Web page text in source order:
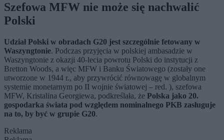
Szefowa MFW nie może się nachwalić
Polski
Udział Polski w obradach G20 jest szczególnie fetowany w
Waszyngtonie. Podczas przyjęcia w polskiej ambasadzie w
Waszyngtonie z okazji 40-lecia powrotu Polski do instytucji z
Bretton Woods, a więc MFW i Banku Światowego (zostały one
utworzone w 1944 r., aby przywrócić równowagę w globalnym
systemie monetarnym po II wojnie światowej – red. ), szefowa
MFW, Kristalina Georgiewa, podkreślała, że Polska jako 20.
gospodarka świata pod względem nominalnego PKB zasługuje
na to, by być w grupie G20.
Reklama